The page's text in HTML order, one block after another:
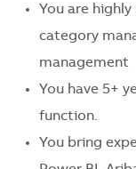
You are
category
management
You have 5+
function.
You bring